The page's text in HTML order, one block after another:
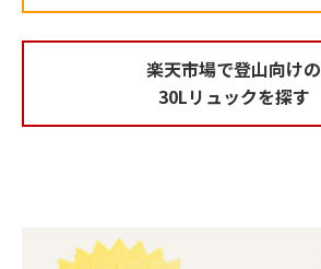
楽天市場で登山向けの
30Lリュックを探す